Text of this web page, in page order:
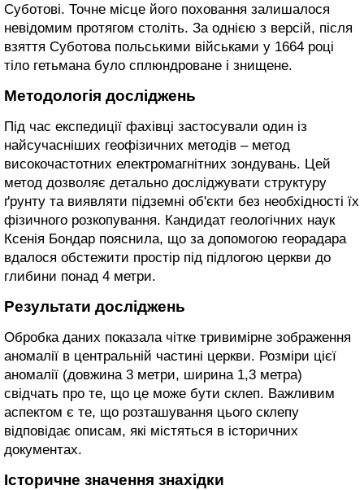
Суботові. Точне місце його поховання залишалося
невідомим протягом століть. За однією з версій, після
взяття Суботова польськими військами у 1664 році
тіло гетьмана було сплюндроване і знищене.
Методологія досліджень
Під час експедиції фахівці застосували один із
найсучасніших геофізичних методів – метод
високочастотних електромагнітних зондувань. Цей
метод дозволяє детально досліджувати структуру
ґрунту та виявляти підземні об'єкти без необхідності їх
фізичного розкопування. Кандидат геологічних наук
Ксенія Бондар пояснила, що за допомогою георадара
вдалося обстежити простір під підлогою церкви до
глибини понад 4 метри.
Результати досліджень
Обробка даних показала чітке тривимірне зображення
аномалії в центральній частині церкви. Розміри цієї
аномалії (довжина 3 метри, ширина 1,3 метра)
свідчать про те, що це може бути склеп. Важливим
аспектом є те, що розташування цього склепу
відповідає описам, які містяться в історичних
документах.
Історичне значення знахідки